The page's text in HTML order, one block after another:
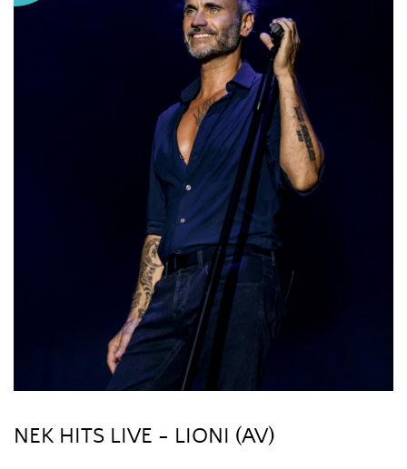
NEK HITS LIVE - LIONI (AV)